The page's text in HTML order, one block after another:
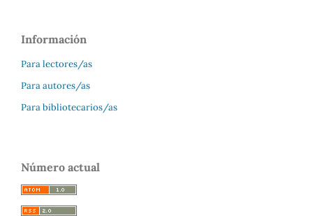
Información
Para lectores/as
Para autores/as
Para bibliotecarios/as
Número actual